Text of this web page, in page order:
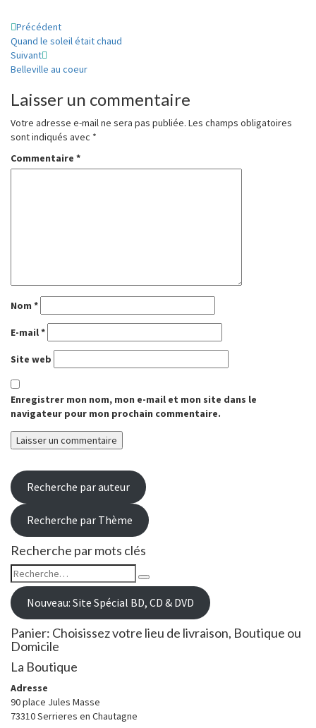
Navigation
d'article
Précédent
Quand le soleil était chaud
Suivant
Belleville au coeur
Laisser un commentaire
Votre adresse e-mail ne sera pas publiée. Les champs obligatoires
sont indiqués avec *
Commentaire *
Nom *
E-mail*
Site web
Enregistrer mon nom, mon e-mail et mon site dans le
navigateur pour mon prochain commentaire.
Recherche par auteur
Recherche par Thème
Recherche par mots clés
Rechercher :
Recherche
Nouveau: Site Spécial BD, CD & DVD
Panier: Choisissez votre lieu de livraison, Boutique ou
Domicile
La Boutique
Adresse
90 place Jules Masse
73310 Serrieres en Chautagne